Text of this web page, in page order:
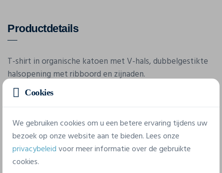
Productdetails
T-shirt in organische katoen met V-hals, dubbelgestikte
halsopening met ribboord en zijnaden.
Eigenschappen
Cookies
We gebruiken cookies om u een betere ervaring tijdens uw
bezoek op onze website aan te bieden. Lees onze
privacybeleidvoor meer informatie over de gebruikte
cookies.